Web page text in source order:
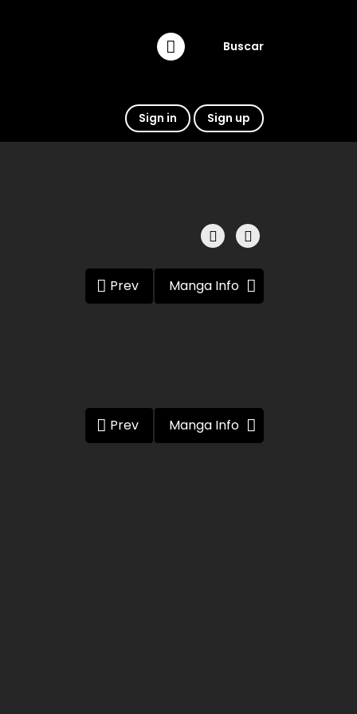
Buscar
Sign in Sign up
Prev Manga Info
Prev Manga Info